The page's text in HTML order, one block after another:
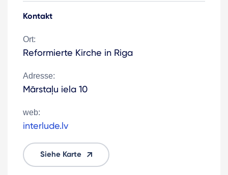
Kontakt
Ort:
Reformierte Kirche in Riga
Adresse:
Mārstaļu iela 10
web:
interlude.lv
Siehe Karte